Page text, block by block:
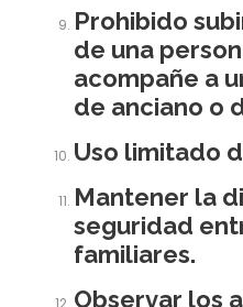
Prohibido
de una
acompañe a
de anciano o
Uso limitado
Mantener la
seguridad
familiares.
Observar los